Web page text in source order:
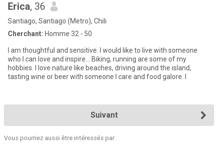
Erica, 36
Santiago, Santiago (Metro), Chili
Cherchant: Homme 32 - 50
I am thoughtful and sensitive. I would like to live with someone
who I can love and inspire... Biking, running are some of my
hobbies. I love nature like beaches, driving around the island,
tasting wine or beer with someone I care and food galore. I
Suivant
Vous pourriez aussi être intéressés par: